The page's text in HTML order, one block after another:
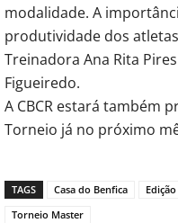
modalidade. A
produtividade dos
Treinadora Ana Rita
Figueiredo.
A CBCR estará também
Torneio já no próximo
TAGS Casa do Benfica
Torneio Master